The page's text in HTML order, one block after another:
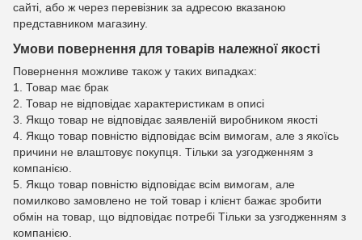
сайті, або ж через перевізник за адресою вказаною
представником магазину.
Умови повернення для товарів належної якості
Повернення можливе також у таких випадках:
1. Товар має брак
2. Товар не відповідає характеристикам в описі
3. Якщо товар не відповідає заявленій виробником якості
4. Якщо товар повністю відповідає всім вимогам, але з якоїсь
причини не влаштовує покупця. Тільки за узгодженням з
компанією.
5. Якщо товар повністю відповідає всім вимогам, але
помилково замовлено не той товар і клієнт бажає зробити
обмін на товар, що відповідає потребі Тільки за узгодженням з
компанією.